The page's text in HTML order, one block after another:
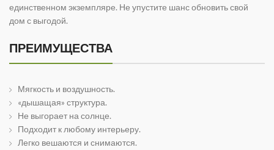
единственном экземпляре. Не упустите шанс обновить свой
дом с выгодой.
ПРЕИМУЩЕСТВА
Мягкость и воздушность.
«дышащая» структура.
Не выгорает на солнце.
Подходит к любому интерьеру.
Легко вешаются и снимаются.